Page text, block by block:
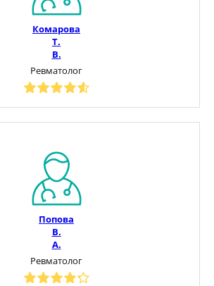
Комарова
Т.
В.
Ревматолог
Попова
В.
А.
Ревматолог